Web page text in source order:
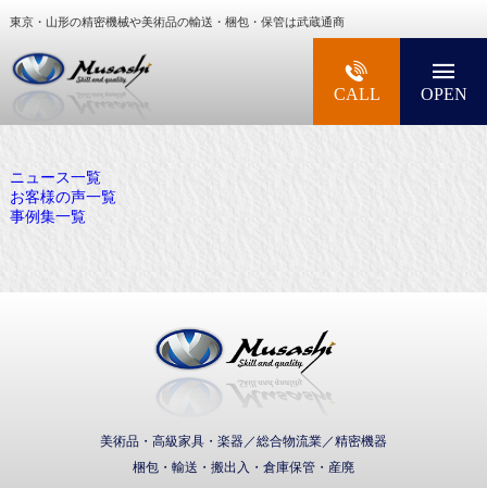
東京・山形の精密機械や美術品の輸送・梱包・保管は武蔵通商
大型精密機械・美術品・高級楽器の梱包・輸送
CALL OPEN
ニュース一覧
お客様の声一覧
事例集一覧
美術品・高級家具・楽器／総合物流業／精密機器
梱包・輸送・搬出入・倉庫保管・産廃